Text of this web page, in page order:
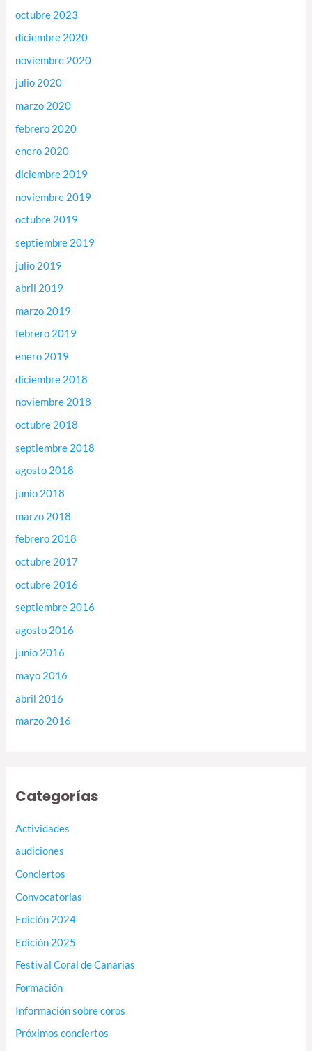
octubre 2023
diciembre 2020
noviembre 2020
julio 2020
marzo 2020
febrero 2020
enero 2020
diciembre 2019
noviembre 2019
octubre 2019
septiembre 2019
julio 2019
abril 2019
marzo 2019
febrero 2019
enero 2019
diciembre 2018
noviembre 2018
octubre 2018
septiembre 2018
agosto 2018
junio 2018
marzo 2018
febrero 2018
octubre 2017
octubre 2016
septiembre 2016
agosto 2016
junio 2016
mayo 2016
abril 2016
marzo 2016
Categorías
Actividades
audiciones
Conciertos
Convocatorias
Edición 2024
Edición 2025
Festival Coral de Canarias
Formación
Información sobre coros
Próximos conciertos